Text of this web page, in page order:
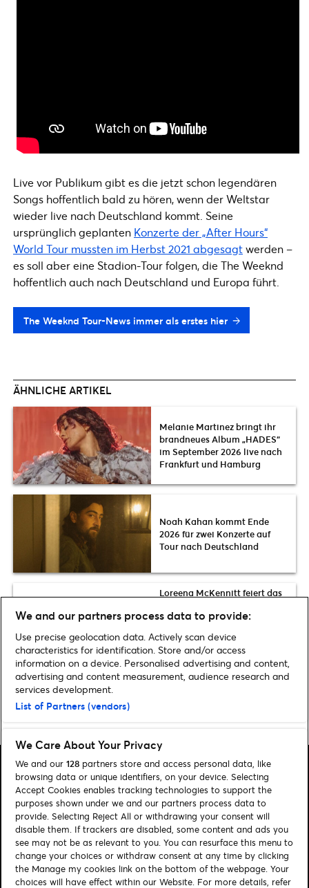
Live vor Publikum gibt es die jetzt schon legendären
Songs hoffentlich bald zu hören, wenn der Weltstar
wieder live nach Deutschland kommt. Seine
ursprünglich geplanten Konzerte der „After Hours“
World Tour mussten im Herbst 2021 abgesagtwerden –
es soll aber eine Stadion-Tour folgen, die The Weeknd
hoffentlich auch nach Deutschland und Europa führt.
The Weeknd Tour-News immer als erstes hier
ÄHNLICHE ARTIKEL
Melanie Martinez bringt ihr
brandneues Album „HADES“
im September 2026 live nach
Frankfurt und Hamburg
Noah Kahan kommt Ende
2026 für zwei Konzerte auf
Tour nach Deutschland
Loreena McKennitt feiert das
Mask and The Mirror“ mit
zahlreichen Deutschland-
Konzerten im März 2027
Home» Musik»The Weeknd kündigt mit „Take My Breath“ sein nächstes
Suchen
Cookie-Einwilligungstool
Autor*innen
Kontakt
Impressum
Tickets
We and our partners process data to provide:
Use precise geolocation data. Actively scan device
characteristics for identification. Store and/or access
information on a device. Personalised advertising and content,
advertising and content measurement, audience research and
services development.
List of Partners (vendors)
We Care About Your Privacy
We and our 128 partners store and access personal data, like
browsing data or unique identifiers, on your device. Selecting
Accept Cookies enables tracking technologies to support the
purposes shown under we and our partners process data to
provide. Selecting Reject All or withdrawing your consent will
disable them. If trackers are disabled, some content and ads you
see may not be as relevant to you. You can resurface this menu to
change your choices or withdraw consent at any time by clicking
the Manage my cookies link on the bottom of the webpage. Your
choices will have effect within our Website. For more details, refer